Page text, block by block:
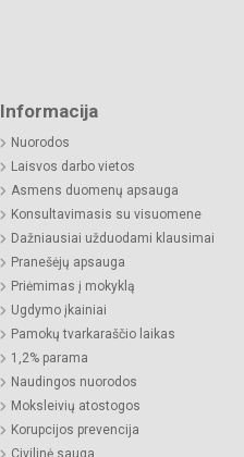
Informacija
Nuorodos
Laisvos darbo vietos
Asmens duomenų apsauga
Konsultavimasis su visuomene
Dažniausiai užduodami klausimai
Pranešėjų apsauga
Priėmimas į mokyklą
Ugdymo įkainiai
Pamokų tvarkaraščio laikas
1,2% parama
Naudingos nuorodos
Moksleivių atostogos
Korupcijos prevencija